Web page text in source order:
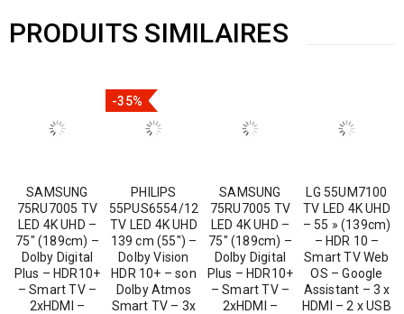
PRODUITS SIMILAIRES
SAMSUNG
75RU7005 TV
LED 4K UHD –
75″ (189cm) –
Dolby Digital
Plus – HDR10+
– Smart TV –
2xHDMI –
-35%
PHILIPS
55PUS6554/12
TV LED 4K UHD
139 cm (55″) –
Dolby Vision
HDR 10+ – son
Dolby Atmos
Smart TV – 3x
SAMSUNG
75RU7005 TV
LED 4K UHD –
75″ (189cm) –
Dolby Digital
Plus – HDR10+
– Smart TV –
2xHDMI –
LG 55UM7100
TV LED 4K UHD
– 55 » (139cm)
– HDR 10 –
Smart TV Web
OS – Google
Assistant – 3 x
HDMI – 2 x USB